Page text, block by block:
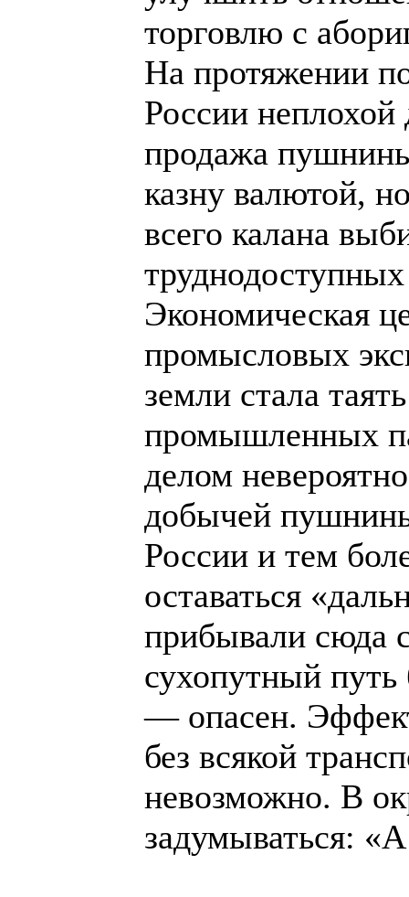
торговлю с
На протяжении
России
продажа
казну валютой,
всего калана
Экономическая
промысловых
земли стала
промышленных
делом
добычей
России и тем
оставаться
прибывали сюда
сухопутный
— опасен.
без всякой
невозможно. В
задумываться: